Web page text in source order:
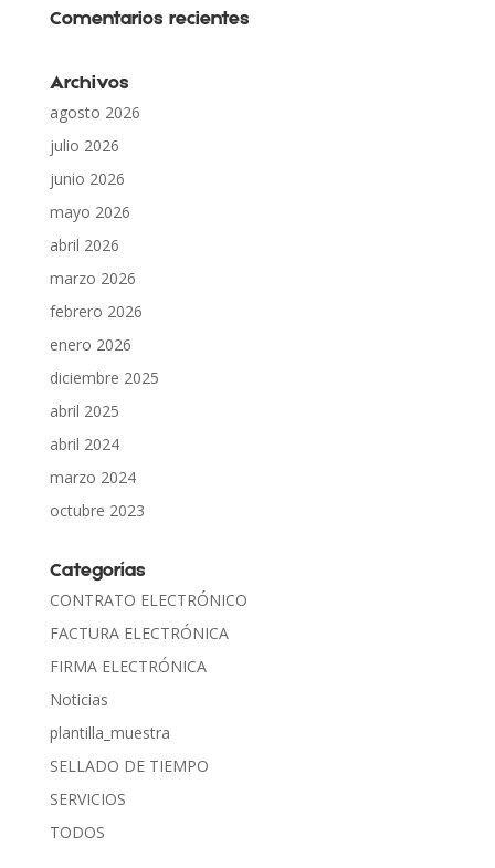
Comentarios recientes
Archivos
agosto 2026
julio 2026
junio 2026
mayo 2026
abril 2026
marzo 2026
febrero 2026
enero 2026
diciembre 2025
abril 2025
abril 2024
marzo 2024
octubre 2023
Categorías
CONTRATO ELECTRÓNICO
FACTURA ELECTRÓNICA
FIRMA ELECTRÓNICA
Noticias
plantilla_muestra
SELLADO DE TIEMPO
SERVICIOS
TODOS